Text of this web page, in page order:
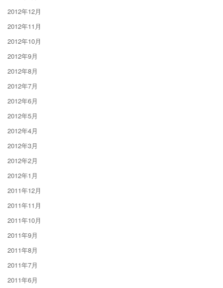
2012年12月
2012年11月
2012年10月
2012年9月
2012年8月
2012年7月
2012年6月
2012年5月
2012年4月
2012年3月
2012年2月
2012年1月
2011年12月
2011年11月
2011年10月
2011年9月
2011年8月
2011年7月
2011年6月